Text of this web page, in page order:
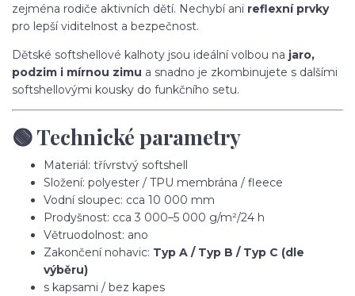
zejména rodiče aktivních dětí. Nechybí ani reflexní prvky
pro lepší viditelnost a bezpečnost.
Dětské softshellové kalhoty jsou ideální volbou na jaro,
podzim i mírnou zimu a snadno je zkombinujete s dalšími
softshellovými kousky do funkčního setu.
🟢 Technické parametry
Materiál: třívrstvý softshell
Složení: polyester / TPU membrána / fleece
Vodní sloupec: cca 10 000 mm
Prodyšnost: cca 3 000–5 000 g/m²/24 h
Větruodolnost: ano
Zakončení nohavic: Typ A / Typ B / Typ C (dle
výběru)
s kapsami / bez kapes